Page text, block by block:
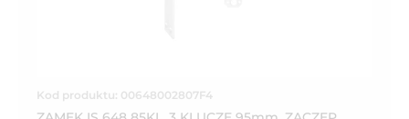
Kod produktu: 00648002807F4